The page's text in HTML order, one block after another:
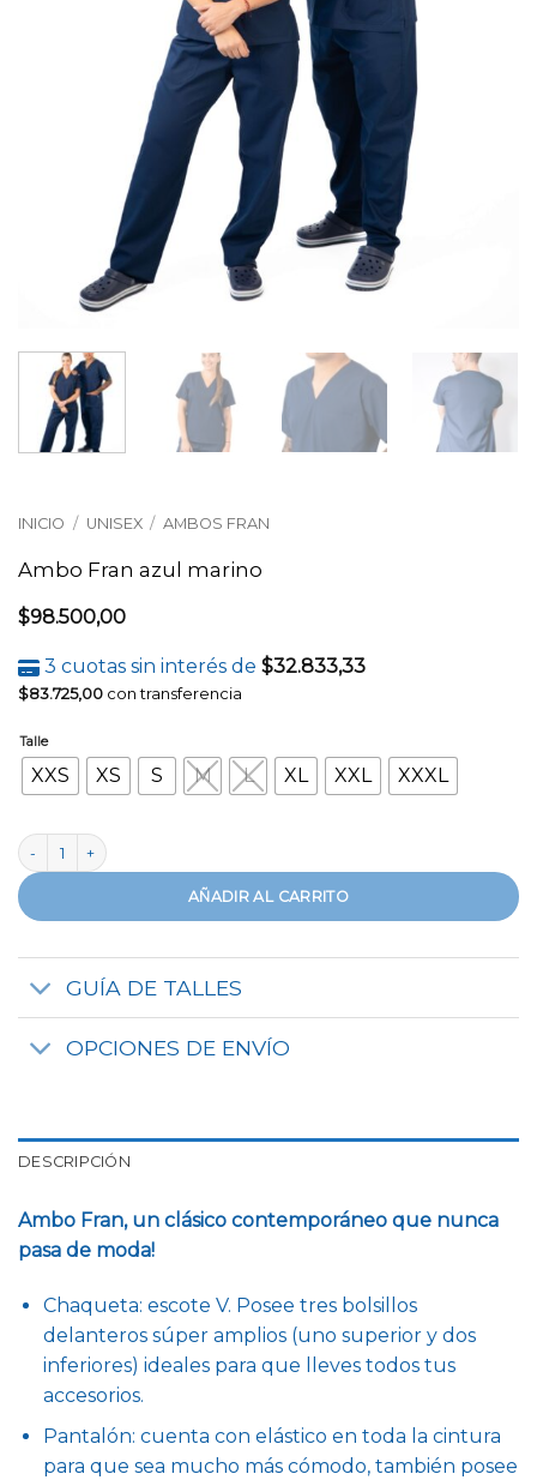
INICIO / UNISEX / AMBOS FRAN
Ambo Fran azul marino
$98.500,00
3 cuotas sin interés de $32.833,33
$83.725,00 con transferencia
Talle
XXS XS S M L XL XXL XXXL
Ambo Fran azul marino cantidad
AÑADIR AL CARRITO
GUÍA DE TALLES
OPCIONES DE ENVÍO
DESCRIPCIÓN
Ambo Fran, un clásico contemporáneo que nunca
pasa de moda!
Chaqueta: escote V. Posee tres bolsillos
delanteros súper amplios (uno superior y dos
inferiores) ideales para que lleves todos tus
accesorios.
Pantalón: cuenta con elástico en toda la cintura
para que sea mucho más cómodo, también posee